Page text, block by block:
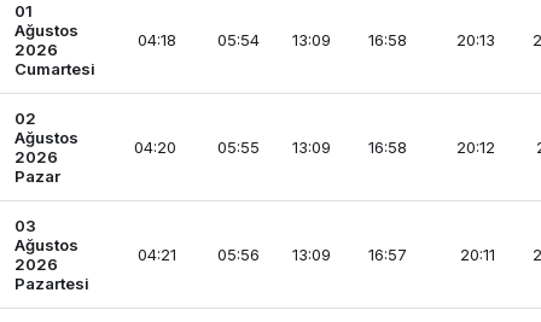
01
Ağustos
2026
Cumartesi
04:18 05:54 13:09 16:58 20:13
02
Ağustos
2026
Pazar
04:20 05:55 13:09 16:58 20:12
03
Ağustos
2026
Pazartesi
04:21 05:56 13:09 16:57 20:11